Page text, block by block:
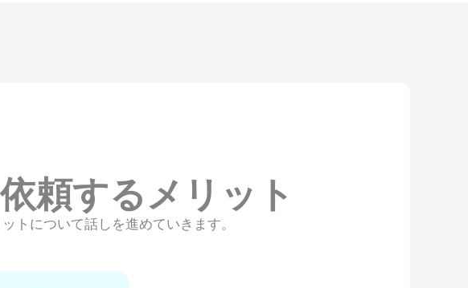
頼するメリット
トについて話しを進めていきます。